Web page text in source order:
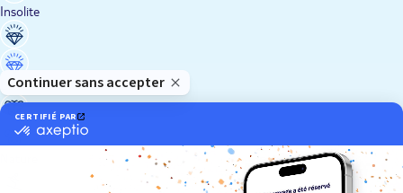
Insolite
Luxe